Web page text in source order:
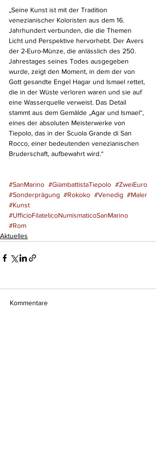
„Seine Kunst ist mit der Tradition
venezianischer Koloristen aus dem 16.
Jahrhundert verbunden, die die Themen
Licht und Perspektive hervorhebt. Der Avers
der 2-Euro-Münze, die anlässlich des 250.
Jahrestages seines Todes ausgegeben
wurde, zeigt den Moment, in dem der von
Gott gesandte Engel Hagar und Ismael rettet,
die in der Wüste verloren waren und sie auf
eine Wasserquelle verweist. Das Detail
stammt aus dem Gemälde „Agar und Ismael“,
eines der absoluten Meisterwerke von
Tiepolo, das in der Scuola Grande di San
Rocco, einer bedeutenden venezianischen
Bruderschaft, aufbewahrt wird.“
#SanMarino #GiambattistaTiepolo #ZweiEuro
#Sonderprägung #Rokoko #Venedig #Maler
#Kunst
#UfficioFilatelicoNumismaticoSanMarino
#Rom
Aktuelles
Kommentare